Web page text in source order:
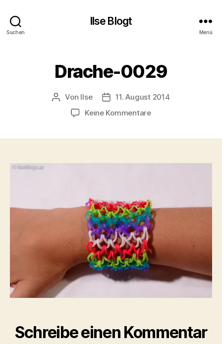
Suchen
Ilse Blogt
Menü
Drache-0029
Beitragsautor
Von Ilse Beitragsdatum
11. August 2014
Keine Kommentarezu
Schreibe einen Kommentar